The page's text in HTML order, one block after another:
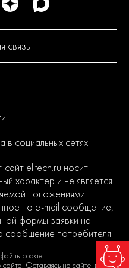
в удовольствие.
связь
в социальных сетях
elitech.ru носит
характер и не является
положениями
по e-mail сообщение,
формы заявки на
сообщение потребителя
cookie.
Оставаясь на сайте, вы